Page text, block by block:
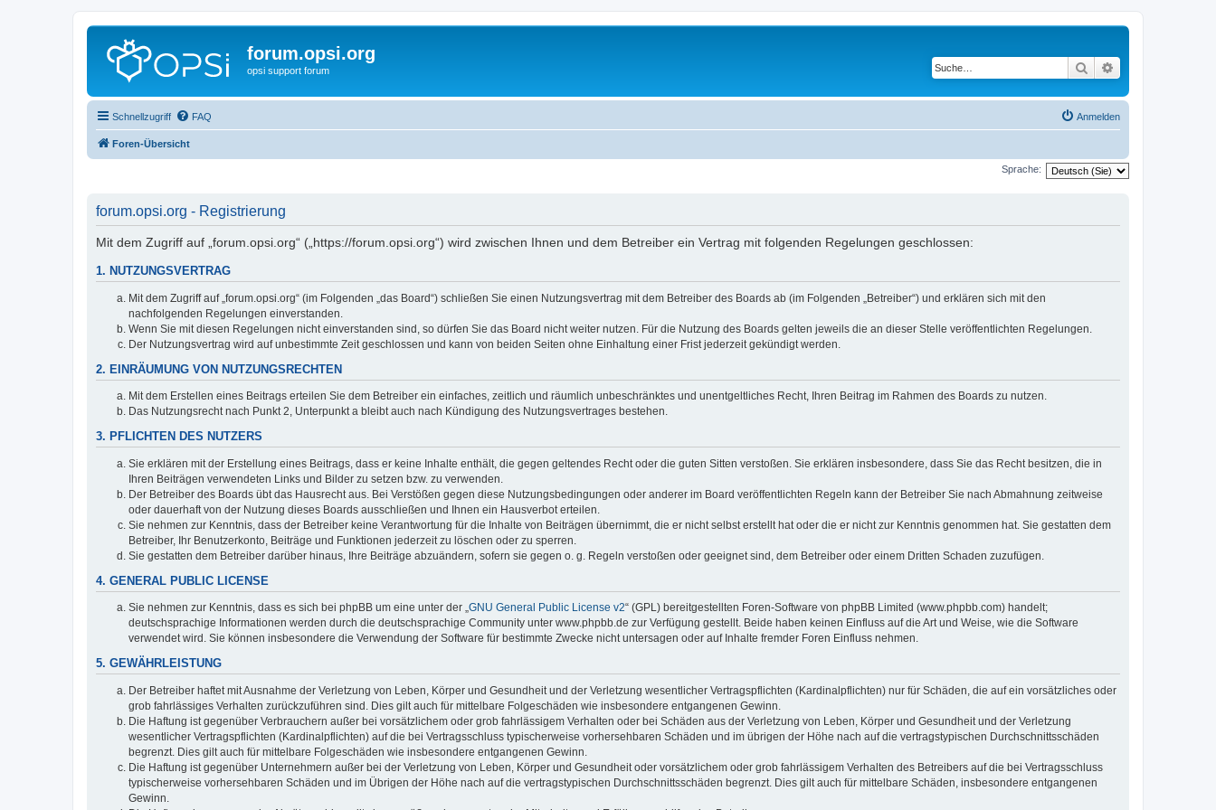
forum.opsi.org
opsi support forum Suche
Schnellzugriff FAQ Anmelden
Foren-Übersicht
Sprache:
forum.opsi.org - Registrierung
Mit dem Zugriff auf „forum.opsi.org“ („https://forum.opsi.org“) wird zwischen Ihnen und dem Betreiber ein Vertrag mit folgenden Regelungen geschlossen:
1. NUTZUNGSVERTRAG
Mit dem Zugriff auf „forum.opsi.org“ (im Folgenden „das Board“) schließen Sie einen Nutzungsvertrag mit dem Betreiber des Boards ab (im Folgenden „Betreiber“) und erklären sich mit den
nachfolgenden Regelungen einverstanden.
Wenn Sie mit diesen Regelungen nicht einverstanden sind, so dürfen Sie das Board nicht weiter nutzen. Für die Nutzung des Boards gelten jeweils die an dieser Stelle veröffentlichten Regelungen.
Der Nutzungsvertrag wird auf unbestimmte Zeit geschlossen und kann von beiden Seiten ohne Einhaltung einer Frist jederzeit gekündigt werden.
2. EINRÄUMUNG VON NUTZUNGSRECHTEN
Mit dem Erstellen eines Beitrags erteilen Sie dem Betreiber ein einfaches, zeitlich und räumlich unbeschränktes und unentgeltliches Recht, Ihren Beitrag im Rahmen des Boards zu nutzen.
Das Nutzungsrecht nach Punkt 2, Unterpunkt a bleibt auch nach Kündigung des Nutzungsvertrages bestehen.
3. PFLICHTEN DES NUTZERS
Sie erklären mit der Erstellung eines Beitrags, dass er keine Inhalte enthält, die gegen geltendes Recht oder die guten Sitten verstoßen. Sie erklären insbesondere, dass Sie das Recht besitzen, die in
Ihren Beiträgen verwendeten Links und Bilder zu setzen bzw. zu verwenden.
Der Betreiber des Boards übt das Hausrecht aus. Bei Verstößen gegen diese Nutzungsbedingungen oder anderer im Board veröffentlichten Regeln kann der Betreiber Sie nach Abmahnung zeitweise
oder dauerhaft von der Nutzung dieses Boards ausschließen und Ihnen ein Hausverbot erteilen.
Sie nehmen zur Kenntnis, dass der Betreiber keine Verantwortung für die Inhalte von Beiträgen übernimmt, die er nicht selbst erstellt hat oder die er nicht zur Kenntnis genommen hat. Sie gestatten dem
Betreiber, Ihr Benutzerkonto, Beiträge und Funktionen jederzeit zu löschen oder zu sperren.
Sie gestatten dem Betreiber darüber hinaus, Ihre Beiträge abzuändern, sofern sie gegen o. g. Regeln verstoßen oder geeignet sind, dem Betreiber oder einem Dritten Schaden zuzufügen.
4. GENERAL PUBLIC LICENSE
Sie nehmen zur Kenntnis, dass es sich bei phpBB um eine unter der „GNU General Public License v2“ (GPL) bereitgestellten Foren-Software von phpBB Limited (www.phpbb.com) handelt;
deutschsprachige Informationen werden durch die deutschsprachige Community unter www.phpbb.de zur Verfügung gestellt. Beide haben keinen Einfluss auf die Art und Weise, wie die Software
verwendet wird. Sie können insbesondere die Verwendung der Software für bestimmte Zwecke nicht untersagen oder auf Inhalte fremder Foren Einfluss nehmen.
5. GEWÄHRLEISTUNG
Der Betreiber haftet mit Ausnahme der Verletzung von Leben, Körper und Gesundheit und der Verletzung wesentlicher Vertragspflichten (Kardinalpflichten) nur für Schäden, die auf ein vorsätzliches oder
grob fahrlässiges Verhalten zurückzuführen sind. Dies gilt auch für mittelbare Folgeschäden wie insbesondere entgangenen Gewinn.
Die Haftung ist gegenüber Verbrauchern außer bei vorsätzlichem oder grob fahrlässigem Verhalten oder bei Schäden aus der Verletzung von Leben, Körper und Gesundheit und der Verletzung
wesentlicher Vertragspflichten (Kardinalpflichten) auf die bei Vertragsschluss typischerweise vorhersehbaren Schäden und im übrigen der Höhe nach auf die vertragstypischen Durchschnittsschäden
begrenzt. Dies gilt auch für mittelbare Folgeschäden wie insbesondere entgangenen Gewinn.
Die Haftung ist gegenüber Unternehmern außer bei der Verletzung von Leben, Körper und Gesundheit oder vorsätzlichem oder grob fahrlässigem Verhalten des Betreibers auf die bei Vertragsschluss
typischerweise vorhersehbaren Schäden und im Übrigen der Höhe nach auf die vertragstypischen Durchschnittsschäden begrenzt. Dies gilt auch für mittelbare Schäden, insbesondere entgangenen
Gewinn.